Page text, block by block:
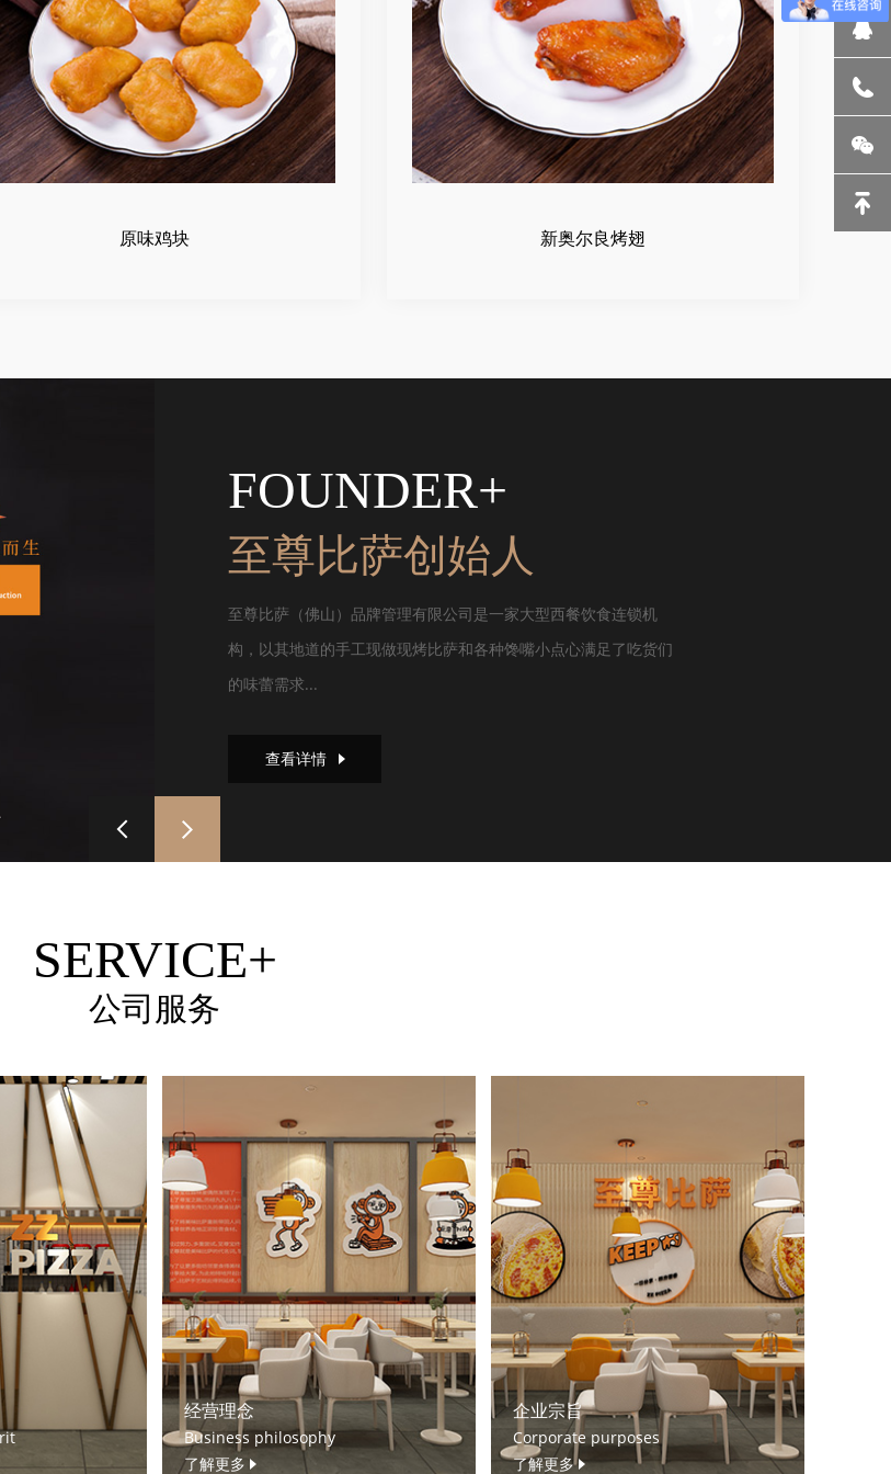
原味鸡块 新奥尔良烤翅
FOUNDER+
至尊比萨创始人
至尊比萨（佛山）品牌管理有限公司是一家大型西餐饮食连锁机
构，以其地道的手工现做现烤比萨和各种馋嘴小点心满足了吃货们
的味蕾需求...
查看详情
SERVICE+
公司服务
经营理念
Business philosophy
了解更多
企业宗旨
Corporate purposes
了解更多